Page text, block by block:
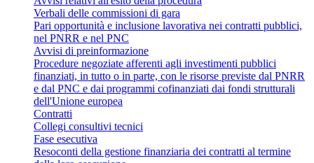
Verbali delle commissioni di gara
Pari opportunità e inclusione lavorativa nei contratti pubblici,
nel PNRR e nel PNC
Avvisi di preinformazione
Procedure negoziate afferenti agli investimenti pubblici
finanziati, in tutto o in parte, con le risorse previste dal PNRR
e dal PNC e dai programmi cofinanziati dai fondi strutturali
dell'Unione europea
Contratti
Collegi consultivi tecnici
Fase esecutiva
Resoconti della gestione finanziaria dei contratti al termine